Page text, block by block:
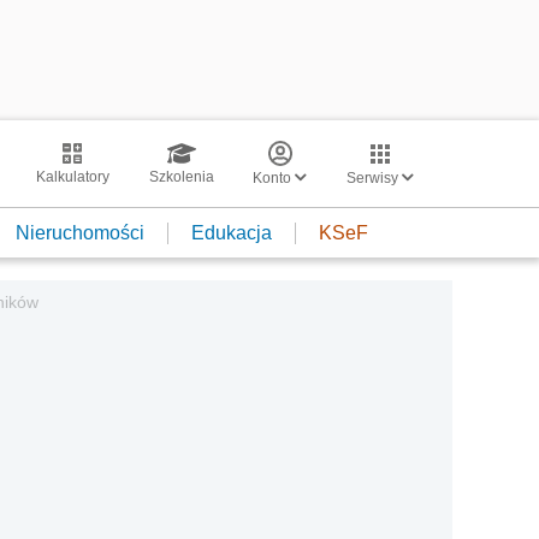
Kalkulatory Szkolenia Konto Serwisy
Nieruchomości Edukacja KSeF